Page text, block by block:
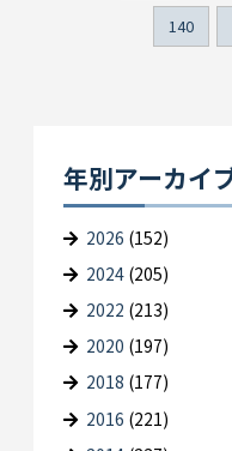
140
年別アーカイ
2026 (152)
2024 (205)
2022 (213)
2020 (197)
2018 (177)
2016 (221)